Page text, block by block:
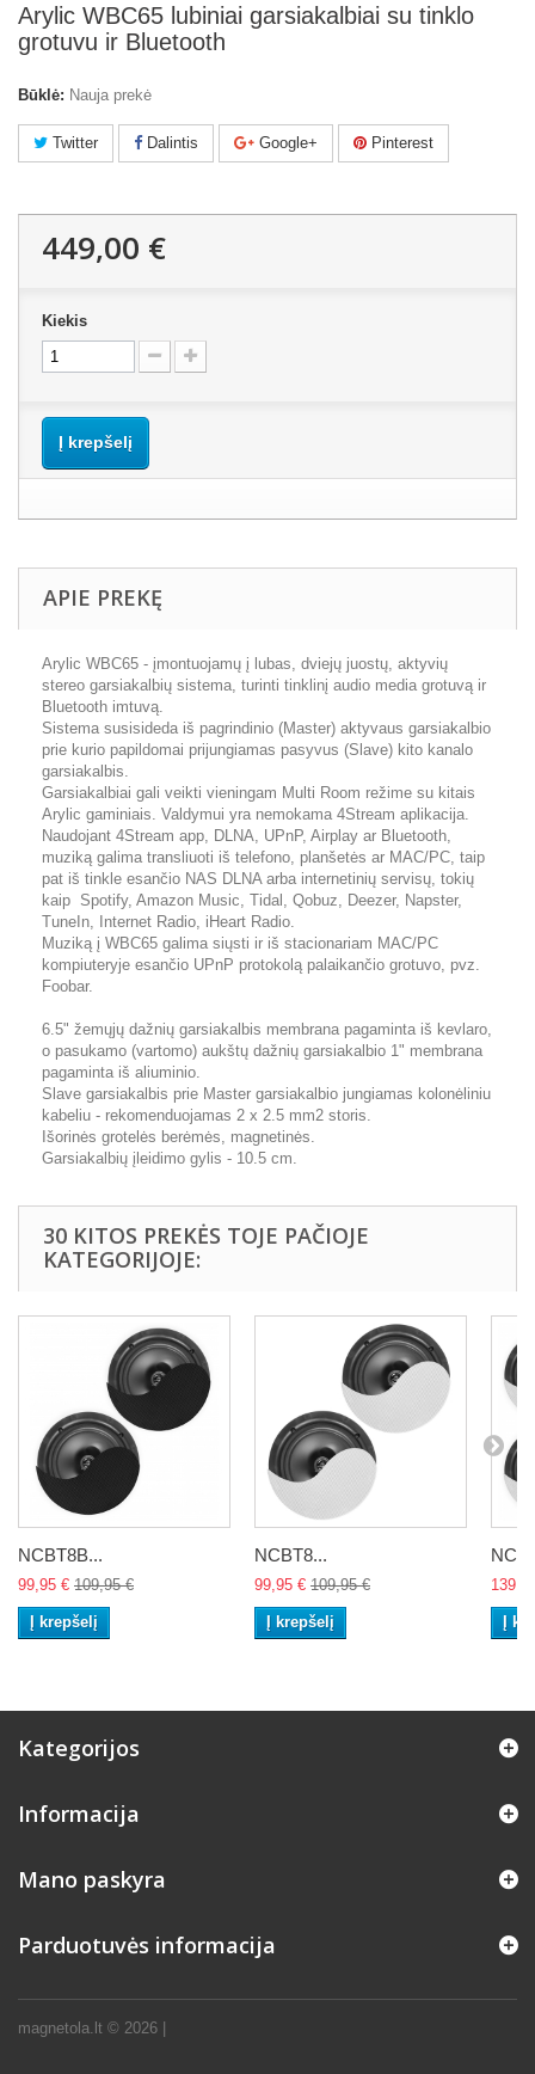
Arylic WBC65 lubiniai garsiakalbiai su tinklo
grotuvu ir Bluetooth
Būklė: Nauja prekė
Twitter Dalintis Google+ Pinterest
449,00 €
Kiekis
Į krepšelį
APIE PREKĘ
Arylic WBC65 - įmontuojamų į lubas, dviejų juostų, aktyvių
stereo garsiakalbių sistema, turinti tinklinį audio media grotuvą ir
Bluetooth imtuvą.
Sistema susisideda iš pagrindinio (Master) aktyvaus garsiakalbio
prie kurio papildomai prijungiamas pasyvus (Slave) kito kanalo
garsiakalbis.
Garsiakalbiai gali veikti vieningam Multi Room režime su kitais
Arylic gaminiais. Valdymui yra nemokama 4Stream aplikacija.
Naudojant 4Stream app, DLNA, UPnP, Airplay ar Bluetooth,
muziką galima transliuoti iš telefono, planšetės ar MAC/PC, taip
pat iš tinkle esančio NAS DLNA arba internetinių servisų, tokių
kaip Spotify, Amazon Music, Tidal, Qobuz, Deezer, Napster,
TuneIn, Internet Radio, iHeart Radio.
Muziką į WBC65 galima siųsti ir iš stacionariam MAC/PC
kompiuteryje esančio UPnP protokolą palaikančio grotuvo, pvz.
Foobar.
6.5" žemųjų dažnių garsiakalbis membrana pagaminta iš kevlaro,
o pasukamo (vartomo) aukštų dažnių garsiakalbio 1" membrana
pagaminta iš aliuminio.
Slave garsiakalbis prie Master garsiakalbio jungiamas kolonėliniu
kabeliu - rekomenduojamas 2 x 2.5 mm2 storis.
Išorinės grotelės berėmės, magnetinės.
Garsiakalbių įleidimo gylis - 10.5 cm.
30 KITOS PREKĖS TOJE PAČIOJE
KATEGORIJOJE:
NCBT8B...
99,95 € 109,95 €
Į krepšelį
NCBT8...
99,95 € 109,95 €
Į krepšelį Į
Kategorijos
Informacija
magnetola.lt © 2026
Mano paskyra
Parduotuvės informacija